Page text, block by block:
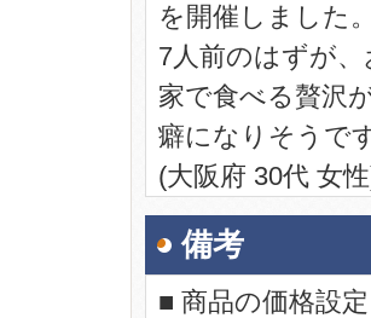
を開催しました
7人前のはずが
家で食べる贅沢
癖になりそうで
(大阪府 30代 女
備考
■ 商品の価格設